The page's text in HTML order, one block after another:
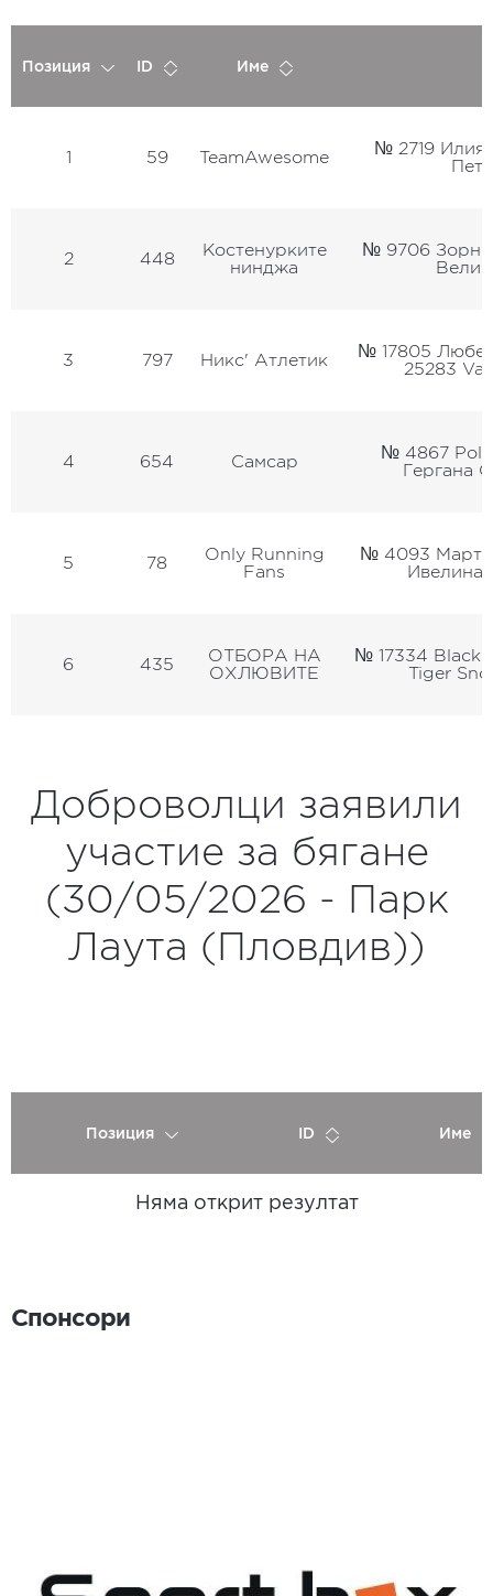
Позиция ID Име
1 59 TeamAwesome
№ 2719
2 448
Костенурките
нинджа
№ 9706
3 797 Никс' Атлетик
№ 17805
25283
4 654 Самсар
№ 4867
Гергана
5 78
Only Running
Fans
№ 4093
Ивелина
6 435
ОТБОРА НА
ОХЛЮВИТЕ
№ 17334 Black
Tiger
Доброволци заявили
участие за бягане
(30/05/2026 - Парк
Лаута (Пловдив))
Позиция ID Име
Няма открит резултат
Спонсори